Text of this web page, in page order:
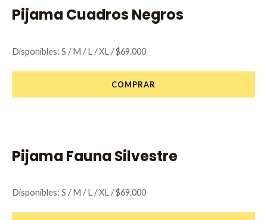
Pijama Cuadros Negros
Disponibles: S / M / L / XL / $69.000
COMPRAR
Pijama Fauna Silvestre
Disponibles: S / M / L / XL / $69.000